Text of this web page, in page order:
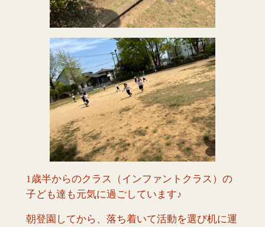
1歳半からのクラス（インファントクラス）の
子ども達も元気に過ごしています♪
朝登園してから、落ち着いて活動を選び机に運